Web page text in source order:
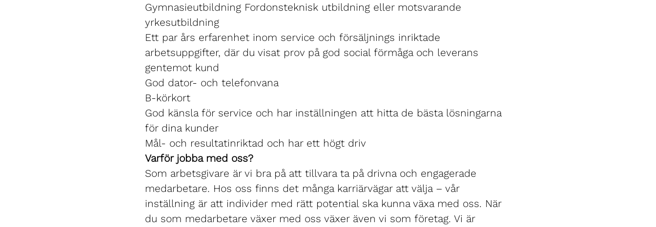
Gymnasieutbildning Fordonsteknisk utbildning eller motsvarande
yrkesutbildning
Ett par års erfarenhet inom service och försäljnings inriktade
arbetsuppgifter, där du visat prov på god social förmåga och leverans
gentemot kund
God dator- och telefonvana
B-körkort
God känsla för service och har inställningen att hitta de bästa lösningarna
för dina kunder
Mål- och resultatinriktad och har ett högt driv
Varför jobba med oss?
Som arbetsgivare är vi bra på att tillvara ta på drivna och engagerade
medarbetare. Hos oss finns det många karriärvägar att välja – vår
inställning är att individer med rätt potential ska kunna växa med oss. När
du som medarbetare växer med oss växer även vi som företag. Vi är